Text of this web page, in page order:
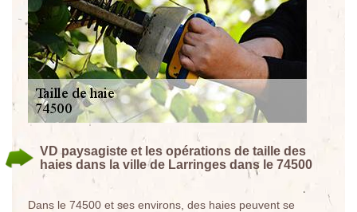
VD paysagiste et les opérations de taille des
haies dans la ville de Larringes dans le 74500
Dans le 74500 et ses environs, des haies peuvent se